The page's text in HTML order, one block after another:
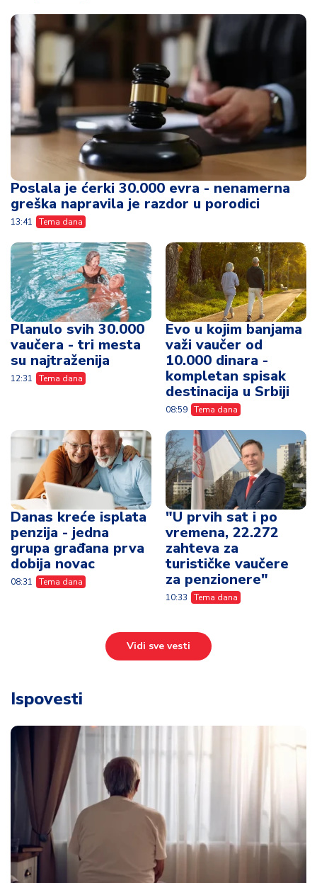
Poslala je ćerki 30.000 evra - nenamerna
greška napravila je razdor u porodici
13:41 Tema dana
Planulo svih 30.000
vaučera - tri mesta
su najtraženija
12:31 Tema dana
Evo u kojim banjama
važi vaučer od
10.000 dinara -
kompletan spisak
destinacija u Srbiji
08:59 Tema dana
Danas kreće isplata
penzija - jedna
grupa građana prva
dobija novac
08:31 Tema dana
"U prvih sat i po
vremena, 22.272
zahteva za
turističke vaučere
za penzionere"
10:33 Tema dana
Vidi sve vesti
Ispovesti